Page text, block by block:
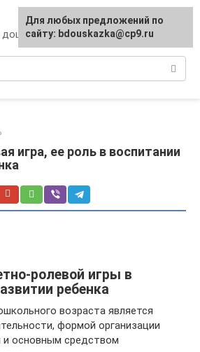
игра, ее роль в воспитании
ролевой игры в
ребенка
возраста является
формой организации
и основным средством
Для любых предложений по
сайту: bdouskazka@cp9.ru